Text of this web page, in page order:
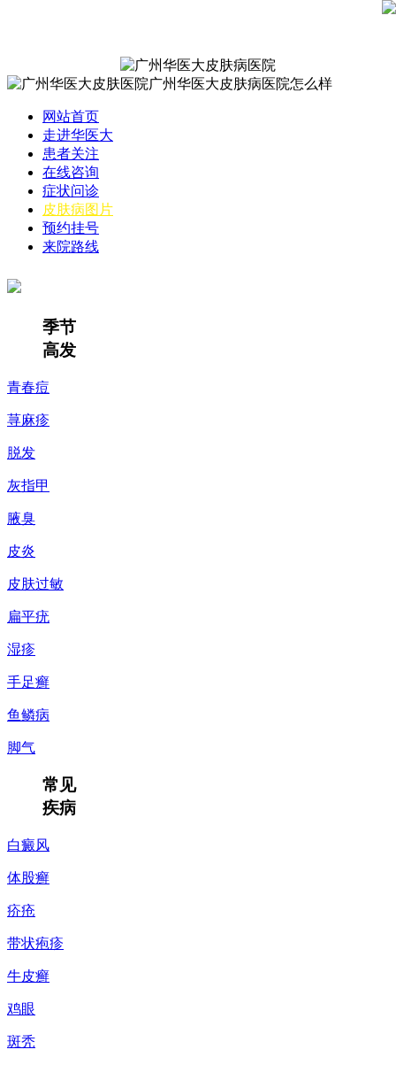
网站首页
走进华医大
患者关注
在线咨询
症状问诊
皮肤病图片
预约挂号
来院路线
季节
高发
青春痘
荨麻疹
脱发
灰指甲
腋臭
皮炎
皮肤过敏
扁平疣
湿疹
手足癣
鱼鳞病
脚气
常见
疾病
白癜风
体股癣
疥疮
带状疱疹
牛皮癣
鸡眼
斑秃